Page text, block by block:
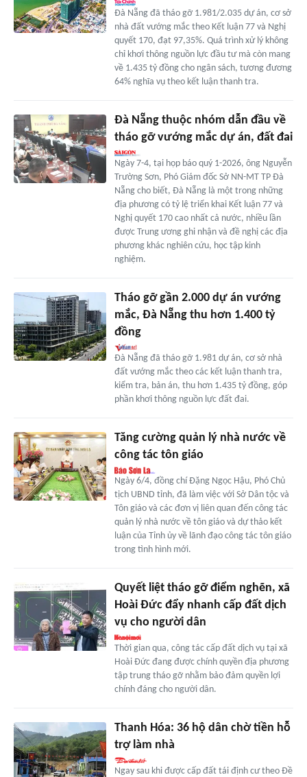
Đà Nẵng đã tháo gỡ 1.981/2.035 dự án, cơ sở
nhà đất vướng mắc theo Kết luận 77 và Nghị
quyết 170, đạt 97,35%. Quá trình xử lý không
chỉ khơi thông nguồn lực đầu tư mà còn mang
về 1.435 tỷ đồng cho ngân sách, tương đương
64% nghĩa vụ theo kết luận thanh tra.
Đà Nẵng thuộc nhóm dẫn đầu về
tháo gỡ vướng mắc dự án, đất đai
Ngày 7-4, tại họp báo quý 1-2026, ông Nguyễn
Trường Sơn, Phó Giám đốc Sở NN-MT TP Đà
Nẵng cho biết, Đà Nẵng là một trong những
địa phương có tỷ lệ triển khai Kết luận 77 và
Nghị quyết 170 cao nhất cả nước, nhiều lần
được Trung ương ghi nhận và đề nghị các địa
phương khác nghiên cứu, học tập kinh
nghiệm.
Tháo gỡ gần 2.000 dự án vướng
mắc, Đà Nẵng thu hơn 1.400 tỷ
đồng
Đà Nẵng đã tháo gỡ 1.981 dự án, cơ sở nhà
đất vướng mắc theo các kết luận thanh tra,
kiểm tra, bản án, thu hơn 1.435 tỷ đồng, góp
phần khơi thông nguồn lực đất đai.
Tăng cường quản lý nhà nước về
công tác tôn giáo
Ngày 6/4, đồng chí Đặng Ngọc Hậu, Phó Chủ
tịch UBND tỉnh, đã làm việc với Sở Dân tộc và
Tôn giáo và các đơn vị liên quan đến công tác
quản lý nhà nước về tôn giáo và dự thảo kết
luận của Tỉnh ủy về lãnh đạo công tác tôn giáo
trong tình hình mới.
Quyết liệt tháo gỡ điểm nghẽn, xã
Hoài Đức đẩy nhanh cấp đất dịch
vụ cho người dân
Thời gian qua, công tác cấp đất dịch vụ tại xã
Hoài Đức đang được chính quyền địa phương
tập trung tháo gỡ nhằm bảo đảm quyền lợi
chính đáng cho người dân.
Thanh Hóa: 36 hộ dân chờ tiền hỗ
trợ làm nhà
Ngay sau khi được cấp đất tái định cư theo Đề